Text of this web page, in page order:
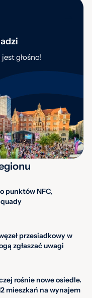
głośno!
punktów NFC,
przesiadkowy w
zgłaszać uwagi
rośnie nowe osiedle.
mieszkań na wynajem